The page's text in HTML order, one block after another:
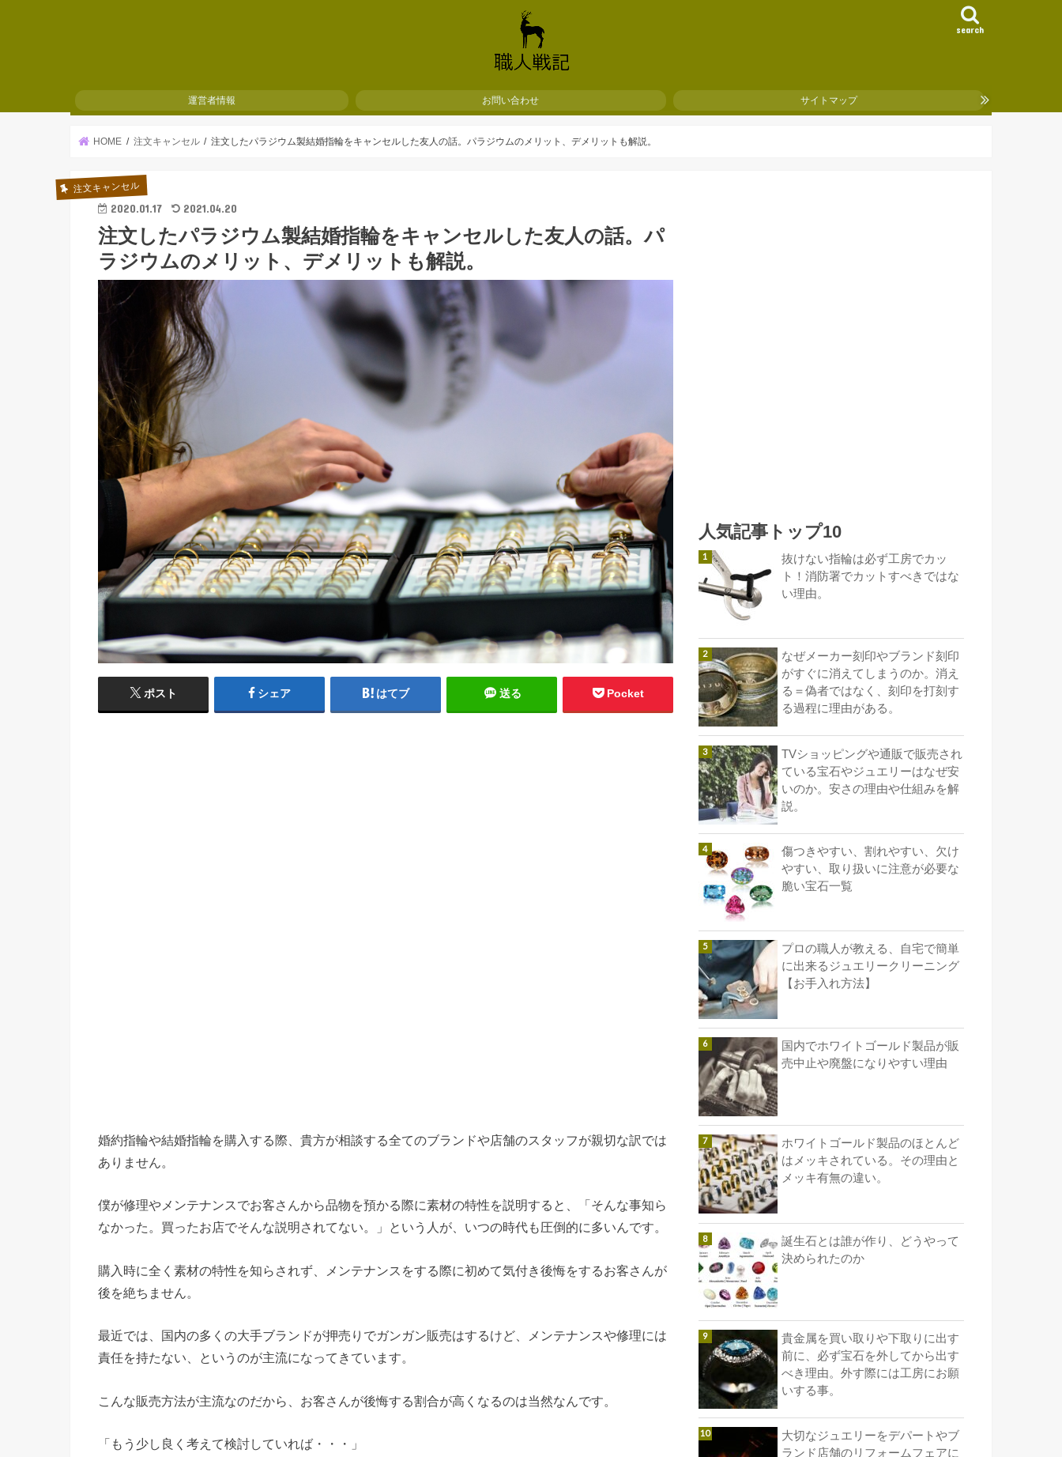
search
運営者情報 お問い合わせ サイトマップ
HOME 注文キャンセル 注文したパラジウム製結婚指輪をキャンセルした友人の話。パラジウムのメリット、デメリットも解説。
注文キャンセル
2020.01.17 2021.04.20
注文したパラジウム製結婚指輪をキャンセルした友人の話。パ
ラジウムのメリット、デメリットも解説。
ポスト シェア はてブ 送る Pocket
婚約指輪や結婚指輪を購入する際、貴方が相談する全てのブランドや店舗のスタッフが親切な訳では
ありません。
僕が修理やメンテナンスでお客さんから品物を預かる際に素材の特性を説明すると、「そんな事知ら
なかった。買ったお店でそんな説明されてない。」という人が、いつの時代も圧倒的に多いんです。
購入時に全く素材の特性を知らされず、メンテナンスをする際に初めて気付き後悔をするお客さんが
後を絶ちません。
最近では、国内の多くの大手ブランドが押売りでガンガン販売はするけど、メンテナンスや修理には
責任を持たない、というのが主流になってきています。
こんな販売方法が主流なのだから、お客さんが後悔する割合が高くなるのは当然なんです。
「もう少し良く考えて検討していれば・・・」
人気記事トップ10
抜けない指輪は必ず工房でカッ
ト！消防署でカットすべきではな
い理由。
なぜメーカー刻印やブランド刻印
がすぐに消えてしまうのか。消え
る＝偽者ではなく、刻印を打刻す
る過程に理由がある。
TVショッピングや通販で販売され
ている宝石やジュエリーはなぜ安
いのか。安さの理由や仕組みを解
説。
傷つきやすい、割れやすい、欠け
やすい、取り扱いに注意が必要な
脆い宝石一覧
プロの職人が教える、自宅で簡単
に出来るジュエリークリーニング
【お手入れ方法】
国内でホワイトゴールド製品が販
売中止や廃盤になりやすい理由
ホワイトゴールド製品のほとんど
はメッキされている。その理由と
メッキ有無の違い。
誕生石とは誰が作り、どうやって
決められたのか
貴金属を買い取りや下取りに出す
前に、必ず宝石を外してから出す
べき理由。外す際には工房にお願
いする事。
大切なジュエリーをデパートやブ
ランド店舗のリフォームフェアに